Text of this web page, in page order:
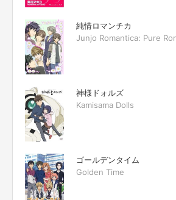
純情ロマンチカ
Junjo Romantica: Pure
神様ドォルズ
Kamisama Dolls
ゴールデンタイム
Golden Time